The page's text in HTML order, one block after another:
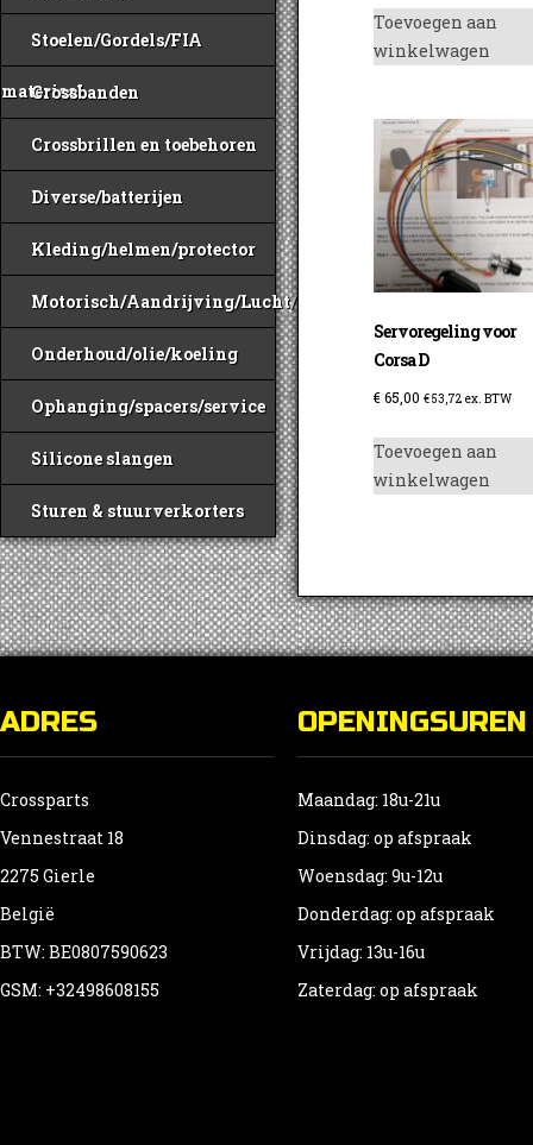
Stoelen/Gordels/FIA
materiaal
Crossbanden
Crossbrillen en toebehoren
Diverse/batterijen
Kleding/helmen/protector
Motorisch/Aandrijving/Lucht/Benzine
Onderhoud/olie/koeling
Ophanging/spacers/service
Silicone slangen
Sturen & stuurverkorters
Toevoegen aan
winkelwagen
Servoregeling voor
Corsa D
€65,00 €53,72 ex. BTW
Toevoegen aan
winkelwagen
ADRES
Crossparts
Vennestraat 18
2275 Gierle
België
BTW: BE0807590623
GSM: +32498608155
OPENINGSUREN
Maandag: 18u-21u
Dinsdag: op afspraak
Woensdag: 9u-12u
Donderdag: op afspraak
Vrijdag: 13u-16u
Zaterdag: op afspraak